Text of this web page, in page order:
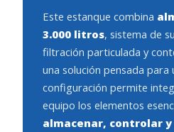
Este estanque combina
3.000 litros, sistema de
filtración particulada y
una solución pensada para
configuración permite
equipo los elementos
almacenar, controlar y